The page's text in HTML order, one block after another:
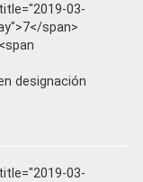
03-
span>
designación
03-